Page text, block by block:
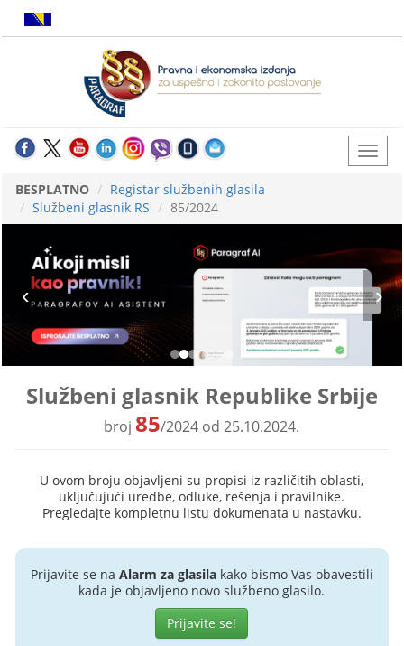
BESPLATNO
Registar službenih glasila
Službeni glasnik RS
85/2024
Službeni glasnik Republike Srbije
broj85/2024 od 25.10.2024.
U ovom broju objavljeni su propisi iz različitih oblasti,
uključujući uredbe, odluke, rešenja i pravilnike.
Pregledajte kompletnu listu dokumenata u nastavku.
Prijavite se na Alarm za glasilakako bismo Vas obavestili
kada je objavljeno novo službeno glasilo.
Prijavite se!